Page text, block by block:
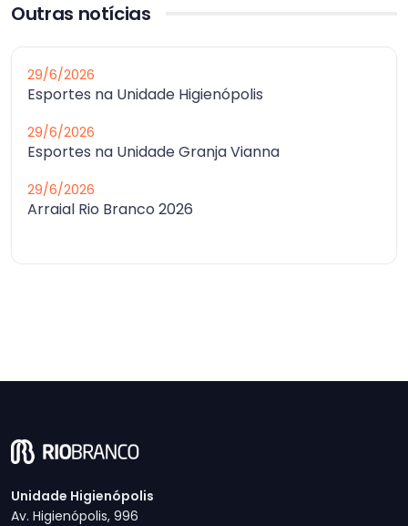
Outras notícias
29/6/2026
Esportes na Unidade Higienópolis
29/6/2026
Esportes na Unidade Granja Vianna
29/6/2026
Arraial Rio Branco 2026
Unidade Higienópolis
Av. Higienópolis, 996